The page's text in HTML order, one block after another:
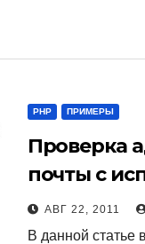
PHP ПРИМЕРЫ
Проверка
почты с
AJAX
АВГ 22, 2011
В данной статье